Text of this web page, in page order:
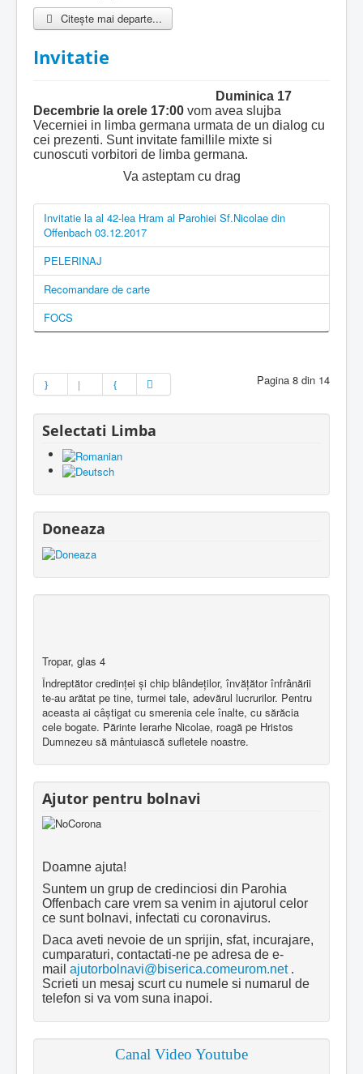
Citește mai departe...
Invitatie
Duminica 17
Decembrie la orele 17:00 vom avea slujba
Vecerniei in limba germana urmata de un dialog cu
cei prezenti. Sunt invitate famillile mixte si
cunoscuti vorbitori de limba germana.
Va asteptam cu drag
Invitatie la al 42-lea Hram al Parohiei Sf.Nicolae din
Offenbach 03.12.2017
PELERINAJ
Recomandare de carte
FOCS
Pagina 8 din 14
Selectati Limba
Doneaza
Tropar, glas 4
Îndreptător credinţei şi chip blândeţilor, învăţător înfrânării
te-au arătat pe tine, turmei tale, adevărul lucrurilor. Pentru
aceasta ai câştigat cu smerenia cele înalte, cu sărăcia
cele bogate. Părinte Ierarhe Nicolae, roagă pe Hristos
Dumnezeu să mântuiască sufletele noastre.
Ajutor pentru bolnavi
Doamne ajuta!
Suntem un grup de credinciosi din Parohia
Offenbach care vrem sa venim in ajutorul celor
ce sunt bolnavi, infectati cu coronavirus.
Daca aveti nevoie de un sprijin, sfat, incurajare,
cumparaturi, contactati-ne pe adresa de e-
mail ajutorbolnavi@biserica.comeurom.net.
Scrieti un mesaj scurt cu numele si numarul de
telefon si va vom suna inapoi.
Canal Video Youtube